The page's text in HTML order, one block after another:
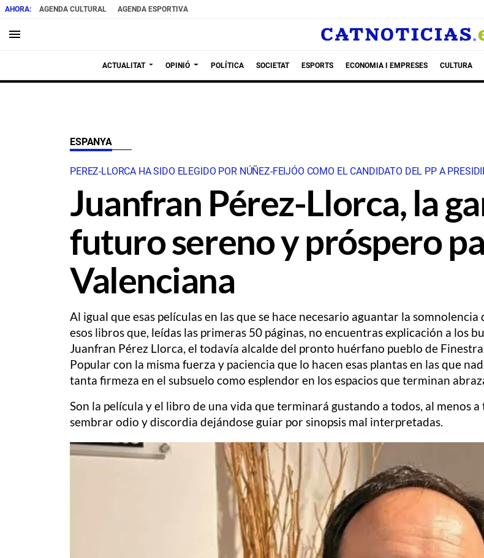
AGENDA CULTURAL AGENDA ESPORTIVA
menu
ACTUALITAT OPINIÓ POLÍTICA SOCIETAT ESPORTS ECONOMIA I EMPRESES CULTURA
ESPANYA
PEREZ-LLORCA HA SIDO ELEGIDO POR NÚÑEZ-FEIJÓO COMO EL CANDIDATO DEL PP A
Juanfran Pérez-Llorca, la
futuro sereno y próspero
Valenciana
Al igual que esas películas en las que se hace necesario aguantar la
esos libros que, leídas las primeras 50 páginas, no encuentras explicación a los
Juanfran Pérez Llorca, el todavía alcalde del pronto huérfano pueblo de
Popular con la misma fuerza y paciencia que lo hacen esas plantas en las que
tanta firmeza en el subsuelo como esplendor en los espacios que terminan
Son la película y el libro de una vida que terminará gustando a todos, al menos
sembrar odio y discordia dejándose guiar por sinopsis mal interpretadas.